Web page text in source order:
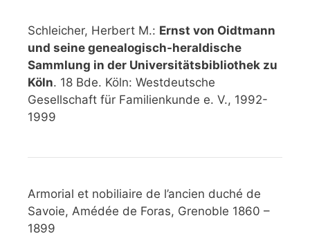
Schleicher, Herbert M.: Ernst von Oidtmann
und seine genealogisch-heraldische
Sammlung in der Universitätsbibliothek zu
Köln. 18 Bde. Köln: Westdeutsche
Gesellschaft für Familienkunde e. V., 1992-
1999
Armorial et nobiliaire de l’ancien duché de
Savoie, Amédée de Foras, Grenoble 1860 –
1899